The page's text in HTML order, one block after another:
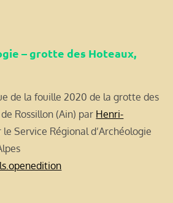
– grotte des Hoteaux,
de la fouille 2020 de la grotte des
Rossillon (Ain) par Henri-
le Service Régional d’Archéologie